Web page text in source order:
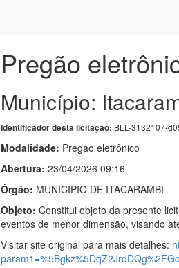
Pregão
Município:
Identificador desta licitação: BLL-3132107-
Modalidade: Pregão eletrônico
Abertura: 23/04/2026 09:16
Órgão: MUNICIPIO DE ITACARAMBI
Objeto: Constitui objeto da presente
eventos de menor dimensão, visando
Visitar site original para mais detalhes: